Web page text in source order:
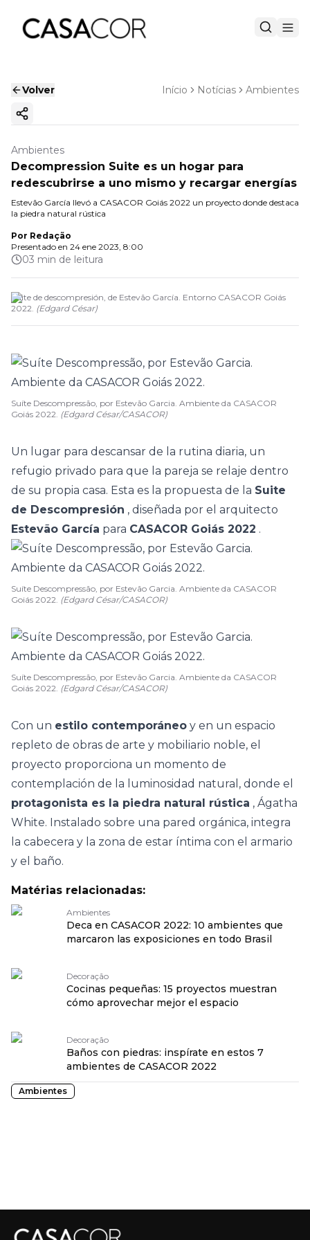
Volver Início Notícias Ambientes
Copiar enlace
Ambientes
Decompression Suite es un hogar para
redescubrirse a uno mismo y recargar energías
Estevão García llevó a CASACOR Goiás 2022 un proyecto donde destaca
la piedra natural rústica
Por Redação
Presentado en 24 ene 2023, 8:00
03 min de leitura
Suite de descompresión, de Estevão García. Entorno CASACOR Goiás
2022. (Edgard César)
Suíte Descompressão, por Estevão Garcia. Ambiente da CASACOR
Goiás 2022. (Edgard César/CASACOR)
Un lugar para descansar de la rutina diaria, un
refugio privado para que la pareja se relaje dentro
de su propia casa. Esta es la propuesta de la Suite
de Descompresión , diseñada por el arquitecto
Estevão García para CASACOR Goiás 2022 .
Suíte Descompressão, por Estevão Garcia. Ambiente da CASACOR
Goiás 2022. (Edgard César/CASACOR)
Suíte Descompressão, por Estevão Garcia. Ambiente da CASACOR
Goiás 2022. (Edgard César/CASACOR)
Con un estilo contemporáneo y en un espacio
repleto de obras de arte y mobiliario noble, el
proyecto proporciona un momento de
contemplación de la luminosidad natural, donde el
protagonista es la piedra natural rústica , Ágatha
White. Instalado sobre una pared orgánica, integra
la cabecera y la zona de estar íntima con el armario
y el baño.
Matérias relacionadas:
Ambientes
Deca en CASACOR 2022: 10 ambientes que
marcaron las exposiciones en todo Brasil
Decoração
Cocinas pequeñas: 15 proyectos muestran
cómo aprovechar mejor el espacio
Decoração
Baños con piedras: inspírate en estos 7
ambientes de CASACOR 2022
Ambientes